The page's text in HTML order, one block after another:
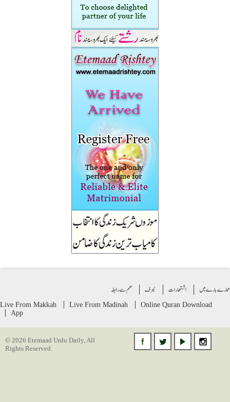
بارے میں اشتهارات ٹیرف ھم سے رابطہ
Live From Makkah Live From Madinah Online Quran Download
App
© 2026 Etemaad Urdu Daily, All
Rights Reserved.